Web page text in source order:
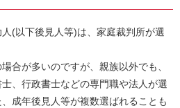
(以下後見人等)は、家庭裁判所が選
合が多いのですが、親族以外でも、
、行政書士などの専門職や法人が選
成年後見人等が複数選ばれることも